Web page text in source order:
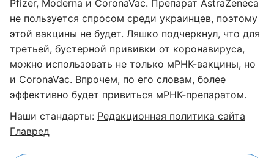
Pfizer, Moderna и CoronaVac. Препарат AstraZeneca
не пользуется спросом среди украинцев, поэтому
этой вакцины не будет. Ляшко подчеркнул, что для
третьей, бустерной прививки от коронавируса,
можно использовать не только мРНК-вакцины, но
и CoronaVac. Впрочем, по его словам, более
эффективно будет привиться мРНК-препаратом.
Наши стандарты: Редакционная политика сайта
Главред